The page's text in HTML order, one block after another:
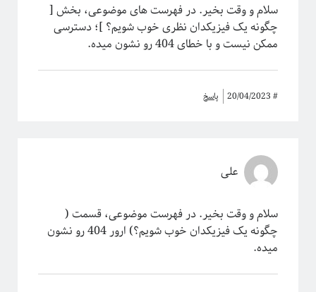
سلام و وقت بخیر. در فهرست ‌‌های موضوعی، بخش [
چگونه یک فیزیکدان نظری خوب شویم؟ ]؛ دسترسی
ممکن نیست و با خطای 404 رو نشون میده.
#
20/04/2023 پاسخ
علی
سلام و وقت بخیر. در فهرست موضوعی، قسمت (
چگونه یک فیزیکدان خوب شویم؟) ارور 404 رو نشون
میده.